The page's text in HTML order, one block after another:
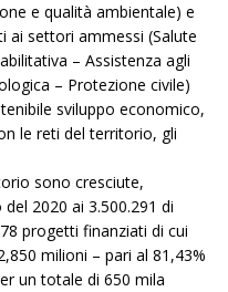
e qualità ambientale) e
ai settori ammessi (Salute
– Assistenza agli
– Protezione civile)
sviluppo economico,
le reti del territorio, gli
sono cresciute,
2020 ai 3.500.291 di
progetti finanziati di cui
milioni – pari al 81,43%
un totale di 650 mila